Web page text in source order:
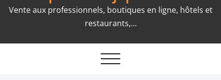
Vente aux professionnels, boutiques en ligne, hôtels et
restaurants,…
Toggle